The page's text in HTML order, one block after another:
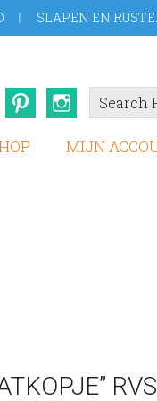
SLAPEN EN
Search
Here
FacebookPinterest
MIJN